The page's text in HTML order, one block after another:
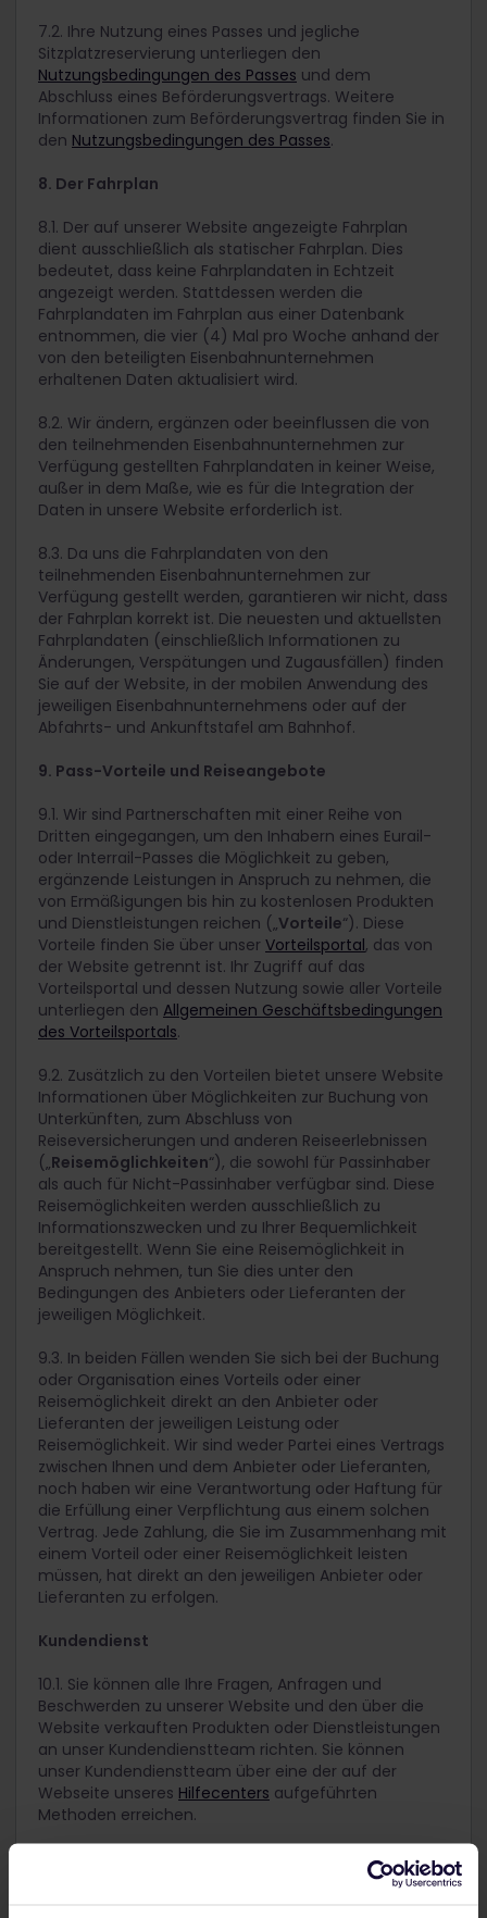
7.2. Ihre Nutzung eines Passes und jegliche
Sitzplatzreservierung unterliegen den
Nutzungsbedingungen des Passes und dem
Abschluss eines Beförderungsvertrags. Weitere
Informationen zum Beförderungsvertrag finden Sie in
den Nutzungsbedingungen des Passes.
8. Der Fahrplan
8.1. Der auf unserer Website angezeigte Fahrplan
dient ausschließlich als statischer Fahrplan. Dies
bedeutet, dass keine Fahrplandaten in Echtzeit
angezeigt werden. Stattdessen werden die
Fahrplandaten im Fahrplan aus einer Datenbank
entnommen, die vier (4) Mal pro Woche anhand der
von den beteiligten Eisenbahnunternehmen
erhaltenen Daten aktualisiert wird.
8.2. Wir ändern, ergänzen oder beeinflussen die von
den teilnehmenden Eisenbahnunternehmen zur
Verfügung gestellten Fahrplandaten in keiner Weise,
außer in dem Maße, wie es für die Integration der
Daten in unsere Website erforderlich ist.
8.3. Da uns die Fahrplandaten von den
teilnehmenden Eisenbahnunternehmen zur
Verfügung gestellt werden, garantieren wir nicht, dass
der Fahrplan korrekt ist. Die neuesten und aktuellsten
Fahrplandaten (einschließlich Informationen zu
Änderungen, Verspätungen und Zugausfällen) finden
Sie auf der Website, in der mobilen Anwendung des
jeweiligen Eisenbahnunternehmens oder auf der
Abfahrts- und Ankunftstafel am Bahnhof.
9. Pass-Vorteile und Reiseangebote
9.1. Wir sind Partnerschaften mit einer Reihe von
Dritten eingegangen, um den Inhabern eines Eurail-
oder Interrail-Passes die Möglichkeit zu geben,
ergänzende Leistungen in Anspruch zu nehmen, die
von Ermäßigungen bis hin zu kostenlosen Produkten
und Dienstleistungen reichen („Vorteile“). Diese
Vorteile finden Sie über unser Vorteilsportal, das von
der Website getrennt ist. Ihr Zugriff auf das
Vorteilsportal und dessen Nutzung sowie aller Vorteile
unterliegen den Allgemeinen Geschäftsbedingungen
des Vorteilsportals.
9.2. Zusätzlich zu den Vorteilen bietet unsere Website
Informationen über Möglichkeiten zur Buchung von
Unterkünften, zum Abschluss von
Reiseversicherungen und anderen Reiseerlebnissen
(„Reisemöglichkeiten“), die sowohl für Passinhaber
als auch für Nicht-Passinhaber verfügbar sind. Diese
Reisemöglichkeiten werden ausschließlich zu
Informationszwecken und zu Ihrer Bequemlichkeit
bereitgestellt. Wenn Sie eine Reisemöglichkeit in
Anspruch nehmen, tun Sie dies unter den
Bedingungen des Anbieters oder Lieferanten der
jeweiligen Möglichkeit.
9.3. In beiden Fällen wenden Sie sich bei der Buchung
oder Organisation eines Vorteils oder einer
Reisemöglichkeit direkt an den Anbieter oder
Lieferanten der jeweiligen Leistung oder
Reisemöglichkeit. Wir sind weder Partei eines Vertrags
zwischen Ihnen und dem Anbieter oder Lieferanten,
noch haben wir eine Verantwortung oder Haftung für
die Erfüllung einer Verpflichtung aus einem solchen
Vertrag. Jede Zahlung, die Sie im Zusammenhang mit
einem Vorteil oder einer Reisemöglichkeit leisten
müssen, hat direkt an den jeweiligen Anbieter oder
Lieferanten zu erfolgen.
Kundendienst
10.1. Sie können alle Ihre Fragen, Anfragen und
Beschwerden zu unserer Website und den über die
Website verkauften Produkten oder Dienstleistungen
an unser Kundendienstteam richten. Sie können
unser Kundendienstteam über eine der auf der
Webseite unseres Hilfecenters aufgeführten
Methoden erreichen.
10.2. Wenn Sie mit unserem Kundendienstteam